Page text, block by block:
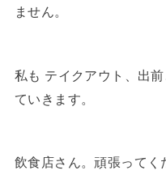
ません。
私も テイクアウト、出
ていきます。
飲食店さん。頑張ってく